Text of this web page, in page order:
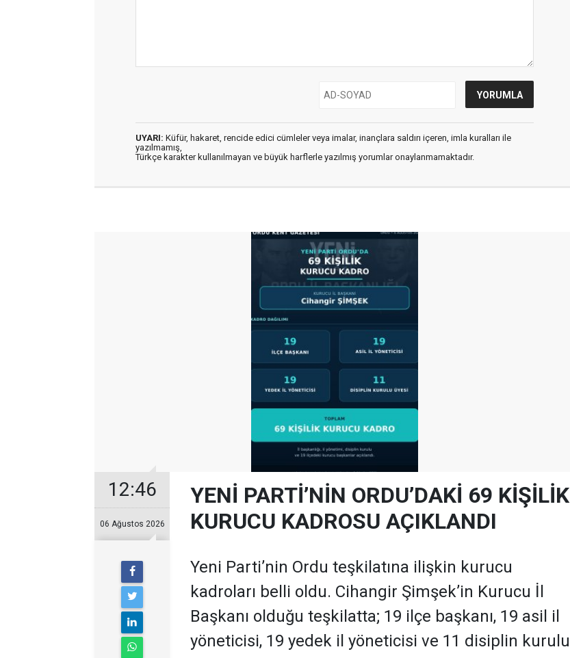
UYARI: Küfür, hakaret, rencide edici cümleler veya imalar, inançlara saldırı içeren, imla kuralları ile
yazılmamış,
Türkçe karakter kullanılmayan ve büyük harflerle yazılmış yorumlar onaylanmamaktadır.
12:46
06 Ağustos 2026
YENİ PARTİ’NİN ORDU’DAKİ 69 KİŞİLİK
KURUCU KADROSU AÇIKLANDI
Yeni Parti’nin Ordu teşkilatına ilişkin kurucu
kadroları belli oldu. Cihangir Şimşek’in Kurucu İl
Başkanı olduğu teşkilatta; 19 ilçe başkanı, 19 asil il
yöneticisi, 19 yedek il yöneticisi ve 11 disiplin kurulu